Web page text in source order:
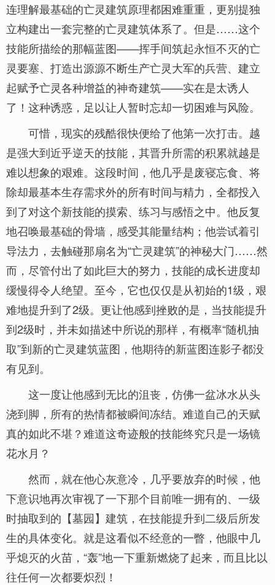
连理解最基础的亡灵建筑原理都困难重重，更别提独
立构建出一套完整的亡灵建筑体系了。但是……这个
技能所描绘的那幅蓝图——挥手间筑起永恒不灭的亡
灵要塞、打造出源源不断生产亡灵大军的兵营、建立
起赋予亡灵各种增益的神奇建筑——实在是太诱人
了！这种诱惑，足以让人暂时忘却一切困难与风险。
可惜，现实的残酷很快便给了他第一次打击。越
是强大到近乎逆天的技能，其晋升所需的积累就越是
难以想象的艰难。这段时间，他几乎是废寝忘食、将
除却最基本生存需求外的所有时间与精力，全都投入
到了对这个新技能的摸索、练习与感悟之中。他反复
地召唤最基础的骨墙，感受其能量结构；他尝试着引
导法力，去触碰那扇名为“亡灵建筑”的神秘大门……然
而，尽管付出了如此巨大的努力，技能的成长进度却
缓慢得令人绝望。至今，它也仅仅是从初始的1级，艰
难地提升到了2级。更让他感到挫败的是，当技能提升
到2级时，并未如描述中所说的那样，有概率“随机抽
取”到新的亡灵建筑蓝图，他期待的新蓝图连影子都没
有见到。
这一度让他感到无比的沮丧，仿佛一盆冰水从头
浇到脚，所有的热情都被瞬间冻结。难道自己的天赋
真的如此不堪？难道这奇迹般的技能终究只是一场镜
花水月？
然而，就在他心灰意冷，几乎要放弃的时候，他
下意识地再次审视了一下那个目前唯一拥有的、一级
时抽取到的【墓园】建筑，在技能提升到二级后所发
生的具体变化。就是这看似不经意的一瞥，他眼中几
乎熄灭的火苗，“轰”地一下重新燃烧了起来，而且比以
往任何一次都要炽烈！